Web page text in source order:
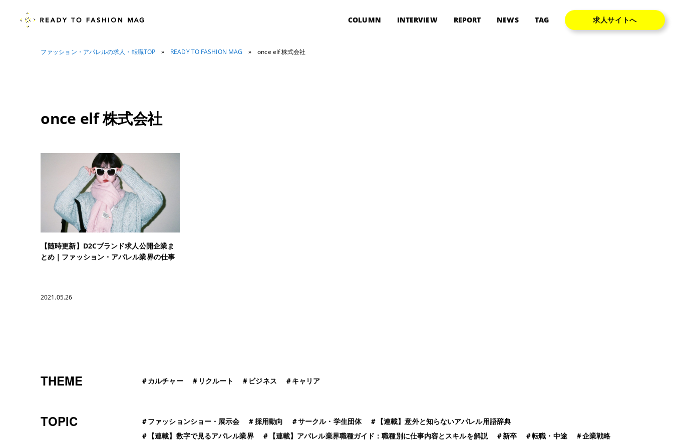
COLUMN INTERVIEW REPORT NEWS TAG 求人サイトへ
ファッション・アパレルの求人・転職TOP » READY TO FASHION MAG » once elf 株式会社
once elf 株式会社
【随時更新】D2Cブランド求人公開企業ま
とめ｜ファッション・アパレル業界の仕事
2021.05.26
THEME ＃カルチャー ＃ リクルート ＃ ビジネス ＃キャリア
TOPIC ＃ファッションショー・展示会 ＃採用動向 ＃サークル・学生団体 ＃
【連載】意外と知らないアパレル用語辞典
＃
【連載】数字で見るアパレル業界 ＃ 【連載】アパレル業界職種ガイド：職種別に仕事内容とスキルを解説 ＃新卒 ＃転職・中途 ＃企業戦略